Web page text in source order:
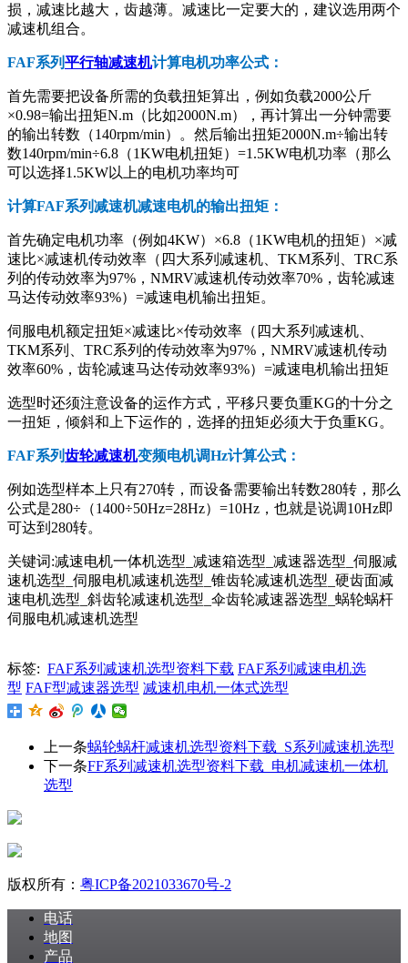
损，减速比越大，齿越薄。减速比一定要大的，建议选用两个
减速机组合。
FAF系列平行轴减速机计算电机功率公式：
首先需要把设备所需的负载扭矩算出，例如负载2000公斤
×0.98=输出扭矩N.m（比如2000N.m），再计算出一分钟需要
的输出转数（140rpm/min）。然后输出扭矩2000N.m÷输出转
数140rpm/min÷6.8（1KW电机扭矩）=1.5KW电机功率（那么
可以选择1.5KW以上的电机功率均可
计算FAF系列减速机减速电机的输出扭矩：
首先确定电机功率（例如4KW）×6.8（1KW电机的扭矩）×减
速比×减速机传动效率（四大系列减速机、TKM系列、TRC系
列的传动效率为97%，NMRV减速机传动效率70%，齿轮减速
马达传动效率93%）=减速电机输出扭矩。
伺服电机额定扭矩×减速比×传动效率（四大系列减速机、
TKM系列、TRC系列的传动效率为97%，NMRV减速机传动
效率60%，齿轮减速马达传动效率93%）=减速电机输出扭矩
选型时还须注意设备的运作方式，平移只要负重KG的十分之
一扭矩，倾斜和上下运作的，选择的扭矩必须大于负重KG。
FAF系列齿轮减速机变频电机调Hz计算公式：
例如选型样本上只有270转，而设备需要输出转数280转，那么
公式是280÷（1400÷50Hz=28Hz）=10Hz，也就是说调10Hz即
可达到280转。
关键词:减速电机一体机选型_减速箱选型_减速器选型_伺服减
速机选型_伺服电机减速机选型_锥齿轮减速机选型_硬齿面减
速电机选型_斜齿轮减速机选型_伞齿轮减速器选型_蜗轮蜗杆
伺服电机减速机选型
标签: FAF系列减速机选型资料下载 FAF系列减速电机选
型 FAF型减速器选型 减速机电机一体式选型
上一条蜗轮蜗杆减速机选型资料下载_S系列减速机选型
下一条FF系列减速机选型资料下载_电机减速机一体机
选型
版权所有： 粤ICP备2021033670号-2
电话
地图
产品